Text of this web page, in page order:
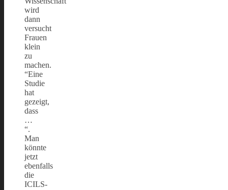
wird
dann
versucht
Frauen
klein
zu
machen.
“Eine
Studie
hat
gezeigt,
dass
…
“.
Man
könnte
jetzt
ebenfalls
die
ICILS-